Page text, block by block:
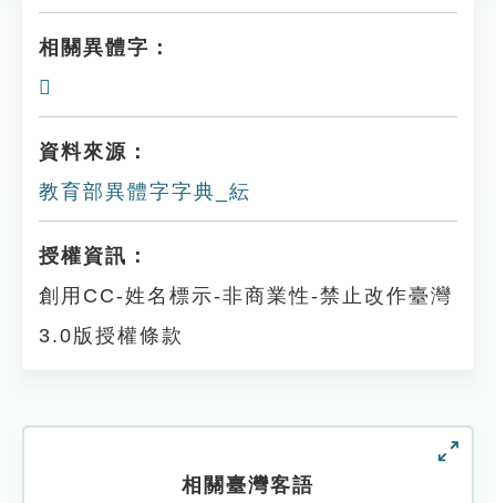
相關異體字：
𧶊
資料來源：
教育部異體字字典_紜
授權資訊：
創用CC-姓名標示-非商業性-禁止改作臺灣
3.0版授權條款
相關臺灣客語